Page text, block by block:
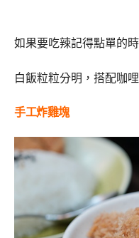
如果要吃辣記得點單的
白飯粒粒分明，搭配咖
手工炸雞塊